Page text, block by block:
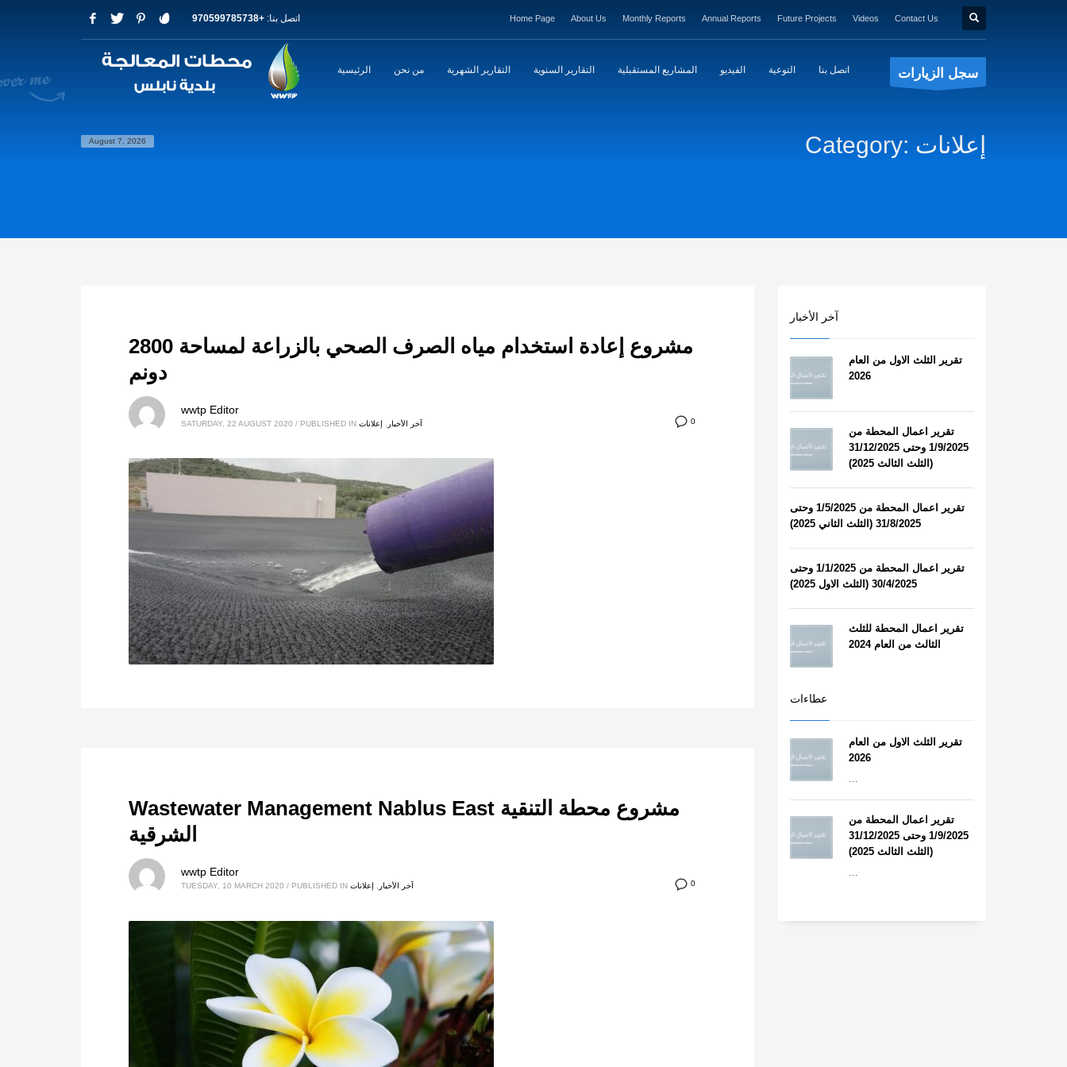
اتصل بنا: +970599785738 Home Page About Us Monthly Reports Annual Reports Future Projects Videos Contact Us
الرئيسية من نحن التقارير الشهرية التقارير السنوية المشاريع المستقبلية الفيديو التوعية اتصل بنا سجل الزيارات
August 7, 2026 Category: إعلانات
مشروع إعادة استخدام مياه الصرف الصحي بالزراعة لمساحة 2800
دونم
0
wwtp Editor
SATURDAY, 22 AUGUST 2020 / PUBLISHED IN آخر الأخبار إعلانات
Wastewater Management Nablus East مشروع محطة التنقية
الشرقية
0
wwtp Editor
TUESDAY, 10 MARCH 2020 / PUBLISHED IN آخر الأخبار , إعلانات
آخر الأخبار
تقرير الثلث الاول من العام
2026
تقرير اعمال المحطة من
1/9/2025 وحتى 31/12/2025
(الثلث الثالث 2025)
تقرير اعمال المحطة من 1/5/2025 وحتى
31/8/2025 (الثلث الثاني 2025)
تقرير اعمال المحطة من 1/1/2025 وحتى
30/4/2025 (الثلث الاول 2025)
تقرير اعمال المحطة للثلث
الثالث من العام 2024
عطاءات
تقرير الثلث الاول من العام
2026
...
تقرير اعمال المحطة من
1/9/2025 وحتى 31/12/2025
(الثلث الثالث 2025)
...